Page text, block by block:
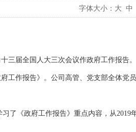
字体大小： 大 中
三届全国人大三次会议作政府工作报告
工作报告》。公司高管、党支部全体党
了《政府工作报告》重点内容，从2019